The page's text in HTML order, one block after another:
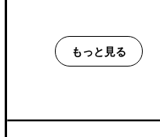
もっと見る